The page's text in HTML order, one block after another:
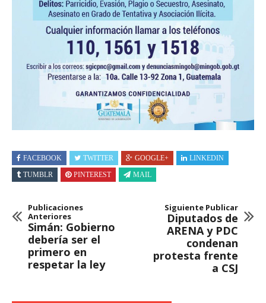
FACEBOOK TWITTER GOOGLE+
LINKEDIN
TUMBLR
PINTEREST MAIL
Publicaciones
Anteriores
Simán: Gobierno
debería ser el
primero en
respetar la ley
Siguiente Publicar
Diputados de
ARENA y PDC
condenan
protesta frente
a CSJ